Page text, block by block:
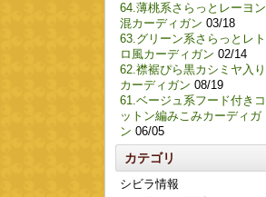
64.薄桃系さらっとレーヨン
混カーディガン 03/18
63.グリーン系さらっとレト
ロ風カーディガン 02/14
62.襟裾ぴら黒カシミヤ入り
カーディガン 08/19
61.ベージュ系フード付きコ
ットン編みこみカーディガ
ン 06/05
カテゴリ
シビラ情報